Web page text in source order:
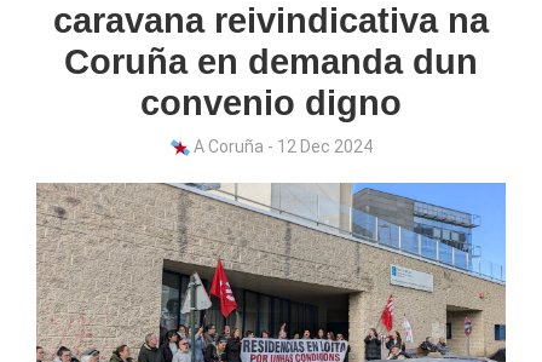
caravana reivindicativa na
Coruña en demanda dun
convenio digno
A Coruña - 12 Dec 2024